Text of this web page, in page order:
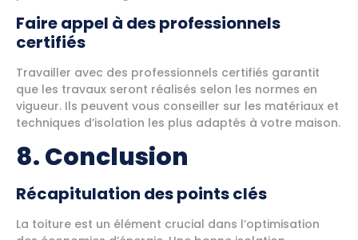
Faire appel à des professionnels
certifiés
Travailler avec des professionnels certifiés garantit
que les travaux seront réalisés selon les normes en
vigueur. Ils peuvent vous conseiller sur les matériaux et
techniques d’isolation les plus adaptés à votre maison.
8. Conclusion
Récapitulation des points clés
La toiture est un élément crucial dans l’optimisation